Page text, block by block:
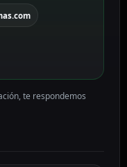
te respondemos